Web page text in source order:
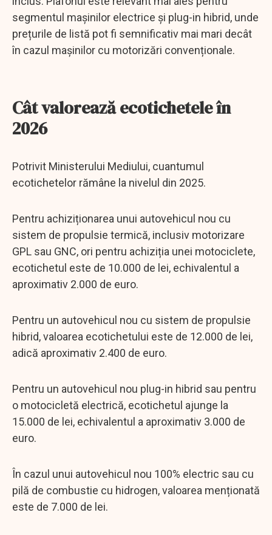
segmentul mașinilor electrice și plug-in hibrid, unde
prețurile de listă pot fi semnificativ mai mari decât
în cazul mașinilor cu motorizări convenționale.
Cât valorează ecotichetele în
2026
Potrivit Ministerului Mediului, cuantumul
ecotichetelor rămâne la nivelul din 2025.
Pentru achiziționarea unui autovehicul nou cu
sistem de propulsie termică, inclusiv motorizare
GPL sau GNC, ori pentru achiziția unei motociclete,
ecotichetul este de 10.000 de lei, echivalentul a
aproximativ 2.000 de euro.
Pentru un autovehicul nou cu sistem de propulsie
hibrid, valoarea ecotichetului este de 12.000 de lei,
adică aproximativ 2.400 de euro.
Pentru un autovehicul nou plug-in hibrid sau pentru
o motocicletă electrică, ecotichetul ajunge la
15.000 de lei, echivalentul a aproximativ 3.000 de
euro.
În cazul unui autovehicul nou 100% electric sau cu
pilă de combustie cu hidrogen, valoarea menționată
este de 7.000 de lei.